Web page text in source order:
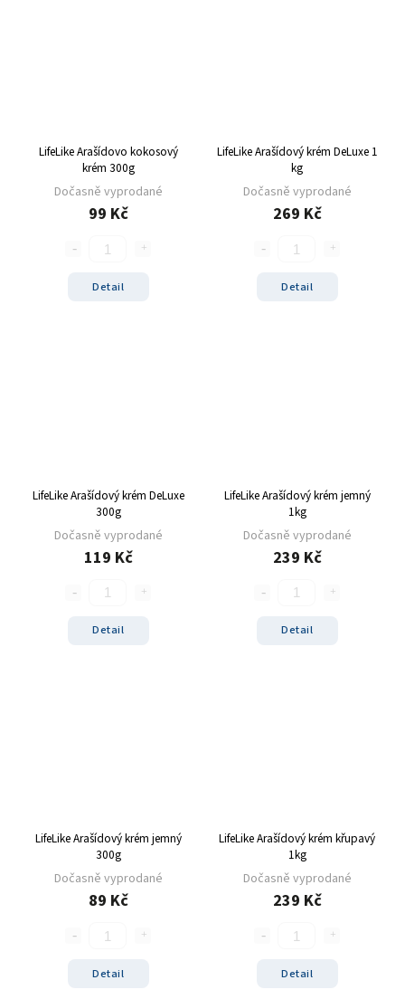
LifeLike Arašídovo kokosový
krém 300g
Dočasně vyprodané
99 Kč
Detail
LifeLike Arašídový krém DeLuxe 1
kg
Dočasně vyprodané
269 Kč
Detail
LifeLike Arašídový krém DeLuxe
300g
Dočasně vyprodané
119 Kč
Detail
LifeLike Arašídový krém jemný
1kg
Dočasně vyprodané
239 Kč
Detail
LifeLike Arašídový krém jemný
300g
Dočasně vyprodané
89 Kč
Detail
LifeLike Arašídový krém křupavý
1kg
Dočasně vyprodané
239 Kč
Detail